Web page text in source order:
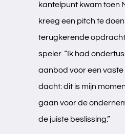
kantelpunt kwam toen
kreeg een pitch te
terugkerende
speler. “Ik had
aanbod voor een
dacht: dit is mijn
gaan voor de
de juiste beslissing.”